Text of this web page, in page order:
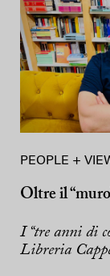
PEOPLE +
Oltre il
I “tre anni di
Libreria